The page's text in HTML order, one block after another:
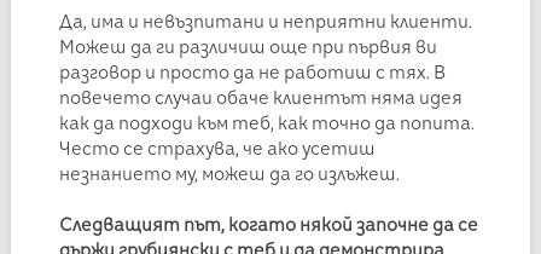
Да, има и невъзпитани и неприятни клиенти.
Можеш да ги различиш още при първия ви
разговор и просто да не работиш с тях. В
повечето случаи обаче клиентът няма идея
как да подходи към теб, как точно да попита.
Често се страхува, че ако усетиш
незнанието му, можеш да го излъжеш.
Следващият път, когато някой започне да се